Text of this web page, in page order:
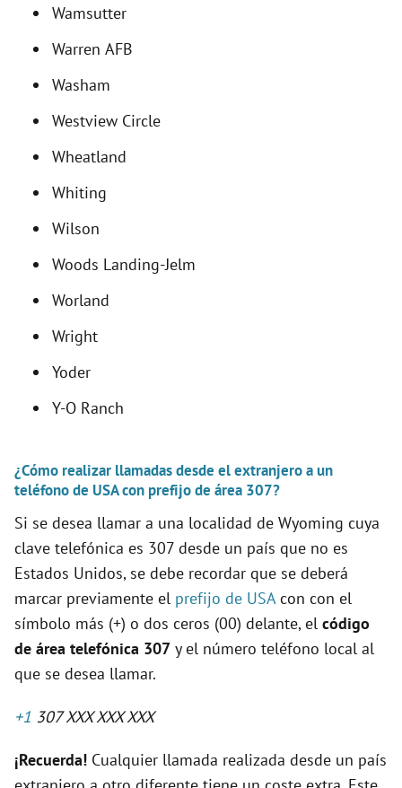
Wamsutter
Warren AFB
Washam
Westview Circle
Wheatland
Whiting
Wilson
Woods Landing-Jelm
Worland
Wright
Yoder
Y-O Ranch
¿Cómo realizar llamadas desde el extranjero a un
teléfono de USA con prefijo de área 307?
Si se desea llamar a una localidad de Wyoming cuya
clave telefónica es 307 desde un país que no es
Estados Unidos, se debe recordar que se deberá
marcar previamente el prefijo de USAcon con el
símbolo más (+) o dos ceros (00) delante, el código
de área telefónica 307 y el número teléfono local al
que se desea llamar.
+1 307 XXX XXX XXX
¡Recuerda! Cualquier llamada realizada desde un país